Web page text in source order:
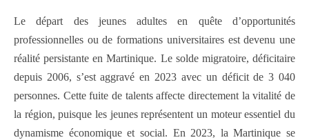
Le départ des jeunes adultes en quête d’opportunités
professionnelles ou de formations universitaires est devenu une
réalité persistante en Martinique. Le solde migratoire, déficitaire
depuis 2006, s’est aggravé en 2023 avec un déficit de 3 040
personnes. Cette fuite de talents affecte directement la vitalité de
la région, puisque les jeunes représentent un moteur essentiel du
dynamisme économique et social. En 2023, la Martinique se